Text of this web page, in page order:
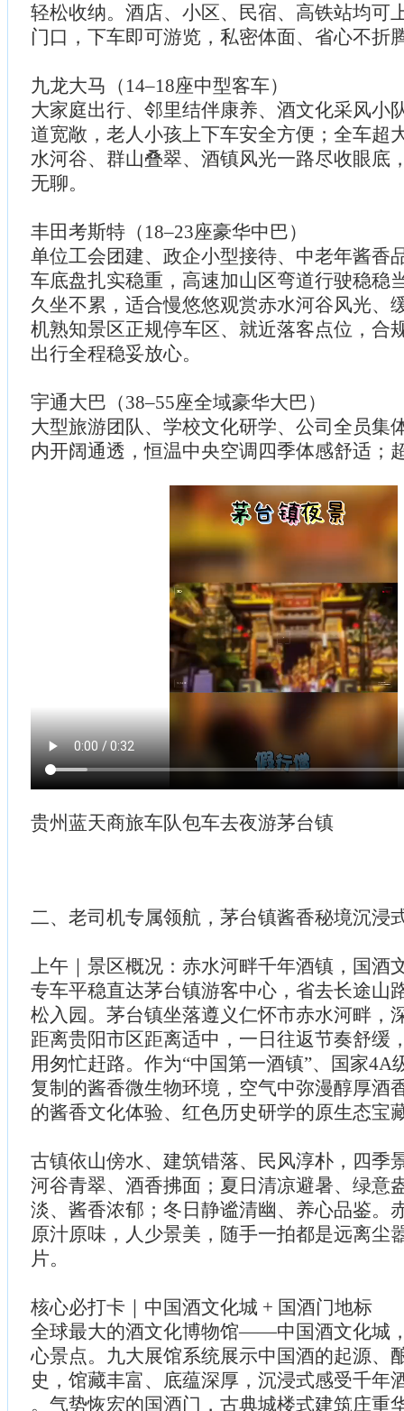
轻松收纳。酒店、小区、民宿、高铁站均可
门口，下车即可游览，私密体面、省心不折
九龙大马（14–18座中型客车）
大家庭出行、邻里结伴康养、酒文化采风小
道宽敞，老人小孩上下车安全方便；全车超
水河谷、群山叠翠、酒镇风光一路尽收眼底
无聊。
丰田考斯特（18–23座豪华中巴）
单位工会团建、政企小型接待、中老年酱香
车底盘扎实稳重，高速加山区弯道行驶稳稳
久坐不累，适合慢悠悠观赏赤水河谷风光、
机熟知景区正规停车区、就近落客点位，合
出行全程稳妥放心。
宇通大巴（38–55座全域豪华大巴）
大型旅游团队、学校文化研学、公司全员集
内开阔通透，恒温中央空调四季体感舒适；
贵州蓝天商旅车队包车去夜游茅台镇
二、老司机专属领航，茅台镇酱香秘境沉浸
上午｜景区概况：赤水河畔千年酒镇，国酒
专车平稳直达茅台镇游客中心，省去长途山
松入园。茅台镇坐落遵义仁怀市赤水河畔，
距离贵阳市区距离适中，一日往返节奏舒缓
用匆忙赶路。作为“中国第一酒镇”、国家4A
复制的酱香微生物环境，空气中弥漫醇厚酒
的酱香文化体验、红色历史研学的原生态宝
古镇依山傍水、建筑错落、民风淳朴，四季
河谷青翠、酒香拂面；夏日清凉避暑、绿意
淡、酱香浓郁；冬日静谧清幽、养心品鉴。
原汁原味，人少景美，随手一拍都是远离尘
片。
核心必打卡｜中国酒文化城 + 国酒门地标
全球最大的酒文化博物馆——中国酒文化城
心景点。九大展馆系统展示中国酒的起源、
史，馆藏丰富、底蕴深厚，沉浸式感受千年
。气势恢宏的国酒门，古典城楼式建筑庄重